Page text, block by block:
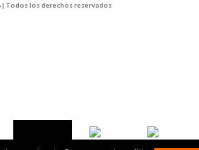
| Todos los derechos reservados